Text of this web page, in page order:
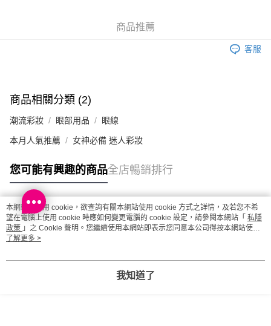
(澳門門市) 只顯示可選門市。確認發貨後2-5個工作天到店，3天內
商品推薦
客服
商品相關分類 (2)
潮流彩妝 眼部用品 眼線
本月人氣推薦 女神必備 迷人彩妝
您可能有興趣的商品全店暢銷排行
熱門標籤
熱銷排行
本網站中使用 cookie，欲查詢有關本網站使用 cookie 方式之詳情，及若您不希
望在電腦上使用 cookie 時應如何變更電腦的 cookie 設定，請參閱本網站「 私隱
政策 」之 Cookie 聲明。您繼續使用本網站即表示您同意本公司得按本網站使用
條款之 Cookie 聲明使用 cookie。
了解更多 >
我知道了